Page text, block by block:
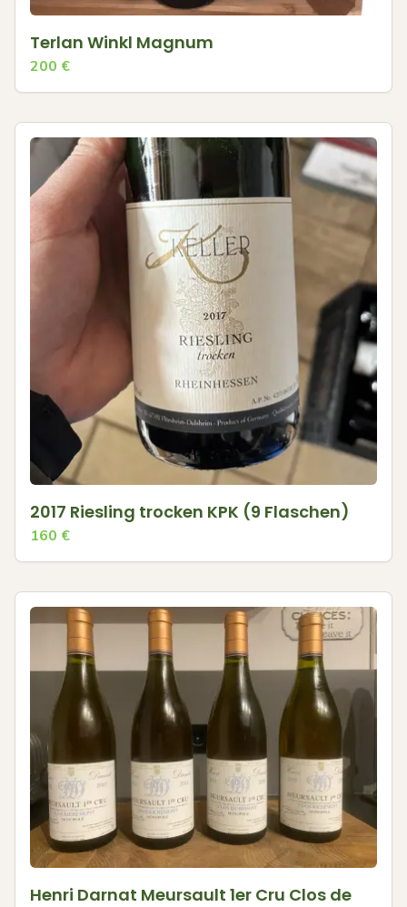
Terlan Winkl Magnum
200 €
2017 Riesling trocken KPK (9 Flaschen)
160 €
Henri Darnat Meursault 1er Cru Clos de